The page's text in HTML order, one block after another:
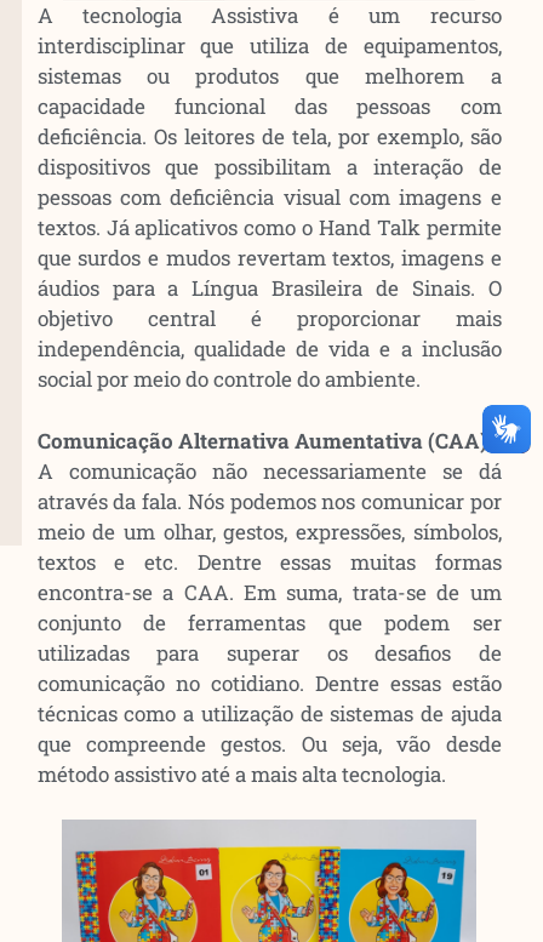
A tecnologia Assistiva é um recurso
interdisciplinar que utiliza de equipamentos,
sistemas ou produtos que melhorem a
capacidade funcional das pessoas com
deficiência. Os leitores de tela, por exemplo, são
dispositivos que possibilitam a interação de
pessoas com deficiência visual com imagens e
textos. Já aplicativos como o Hand Talk permite
que surdos e mudos revertam textos, imagens e
áudios para a Língua Brasileira de Sinais. O
objetivo central é proporcionar mais
independência, qualidade de vida e a inclusão
social por meio do controle do ambiente.
Comunicação Alternativa Aumentativa (CAA)
A comunicação não necessariamente se dá
através da fala. Nós podemos nos comunicar por
meio de um olhar, gestos, expressões, símbolos,
textos e etc. Dentre essas muitas formas
encontra-se a CAA. Em suma, trata-se de um
conjunto de ferramentas que podem ser
utilizadas para superar os desafios de
comunicação no cotidiano. Dentre essas estão
técnicas como a utilização de sistemas de ajuda
que compreende gestos. Ou seja, vão desde
método assistivo até a mais alta tecnologia.